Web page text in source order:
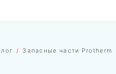
Запасные части Protherm